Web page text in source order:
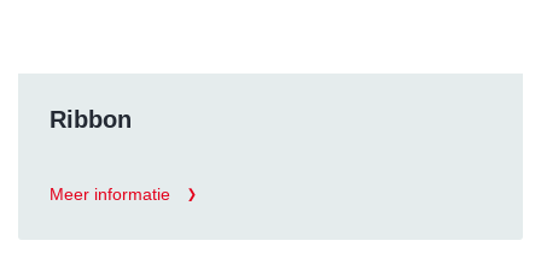
Ribbon
Meer informatie